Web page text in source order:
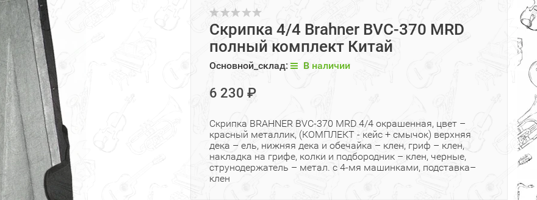
Скрипка 4/4 Brahner BVC-370 MRD
полный комплект Китай
Основной_склад: В наличии
6 230 ₽
Скрипка BRAHNER BVC-370 MRD 4/4 окрашенная, цвет –
красный металлик, (КОМПЛЕКТ - кейс + смычок) верхняя
дека – ель, нижняя дека и обечайка – клен, гриф – клен,
накладка на грифе, колки и подбородник – клен, черные,
струнодержатель – метал. с 4-мя машинками, подставка–
клен